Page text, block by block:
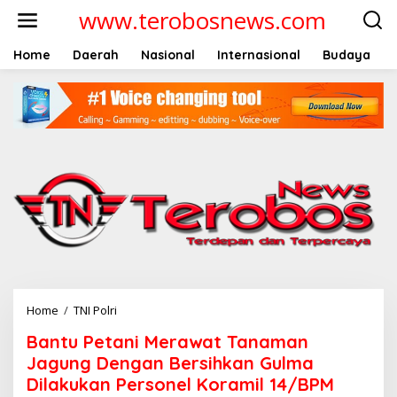
t
www.terobosnews.com
Home Daerah Nasional Internasional Budaya
Home / TNI Polri
n
t
u
P
Bantu Petani Merawat Tanaman
Jagung Dengan Bersihkan Gulma
Dilakukan Personel Koramil 14/BPM